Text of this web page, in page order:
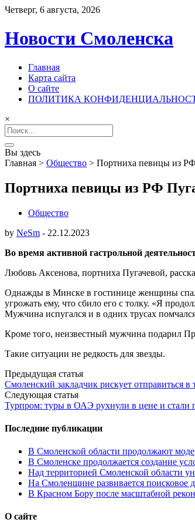
Четверг, 6 августа, 2026
Новости Смоленска
Главная
Карта сайта
О сайте
ПОЛИТИКА КОНФИДЕНЦИАЛЬНОСТИ
×
Search
for:
Вы здесь
Главная > Общество > Портниха певицы из
Портниха певицы из РФ
Общество
by NeSm - 22.12.2023
Во время активной гастрольной
Любовь Аксенова, портниха Пугачевой,
Однажды в Минске в гостинице женщины
угрожать ему, что сбило его с толку. «Я
Мужчина испугался и в одних трусах
Кроме того, неизвестный мужчина подарил
Такие ситуации не редкость для звезды.
Post
navigation
Предыдущая статья
Смоленский закладчик рискует отправиться в
Следующая статья
Турпром: туры в ОАЭ рухнули в цене и стали
Последние публикации
В Смоленской области продолжают
В Смоленске продолжается создание
Над территорией Смоленской области
На Смоленщине развивается поисковое
В Красном Бору после масштабной
О сайте